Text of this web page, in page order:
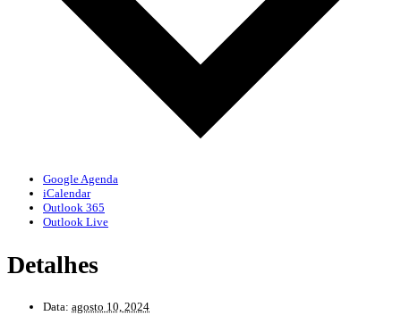
Google Agenda
iCalendar
Outlook 365
Outlook Live
Detalhes
Data: agosto 10, 2024